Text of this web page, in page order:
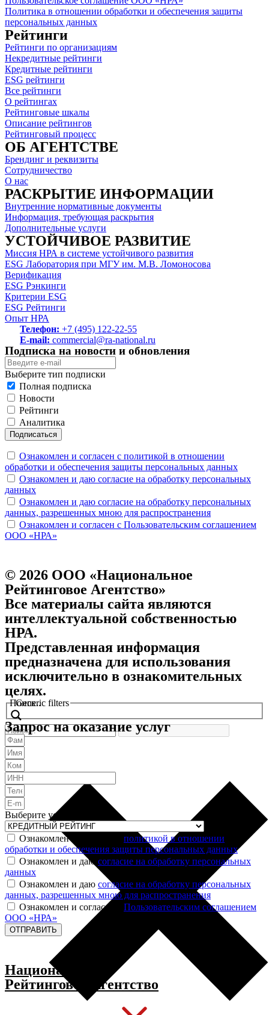
Политика в отношении обработки и обеспечения защиты
персональных данных
Рейтинги
Рейтинги по организациям
Некредитные рейтинги
Кредитные рейтинги
ESG рейтинги
Все рейтинги
О рейтингах
Рейтинговые шкалы
Описание рейтингов
Рейтинговый процесс
ОБ АГЕНТСТВЕ
Брендинг и реквизиты
Сотрудничество
О нас
РАСКРЫТИЕ ИНФОРМАЦИИ
Внутренние нормативные документы
Информация, требующая раскрытия
Дополнительные услуги
УСТОЙЧИВОЕ РАЗВИТИЕ
Миссия НРА в системе устойчивого развития
ESG Лаборатория при МГУ им. М.В. Ломоносова
Верификация
ESG Рэнкинги
Критерии ESG
ESG Рейтинги
Опыт НРА
Телефон: +7 (495) 122-22-55
E-mail: commercial@ra-national.ru
Подписка на новости и обновления
Выберите тип подписки
Полная подписка
Новости
Рейтинги
Аналитика
Подписаться
Ознакомлен и согласен с политикой в отношении
обработки и обеспечения защиты персональных данных
Ознакомлен и даю согласие на обработку персональных
данных
Ознакомлен и даю согласие на обработку персональных
данных, разрешенных мною для распространения
Ознакомлен и согласен с Пользовательским соглашением
ООО «НРА»
© 2026 ООО «Национальное
Рейтинговое Агентство»
Все материалы сайта являются
интеллектуальной собственностью
НРА.
Представленная информация
предназначена для использования
исключительно в ознакомительных
целях.
Поиск..
Generic filters
Запрос на оказание услуг
Выберите услугу
Ознакомлен и согласен с политикой в отношении
обработки и обеспечения защиты персональных данных
Ознакомлен и даю согласие на обработку персональных
данных
Ознакомлен и даю согласие на обработку персональных
данных, разрешенных мною для распространения
Ознакомлен и согласен с Пользовательским соглашением
ООО «НРА»
ОТПРАВИТЬ
Национальное
Рейтинговое Агентство